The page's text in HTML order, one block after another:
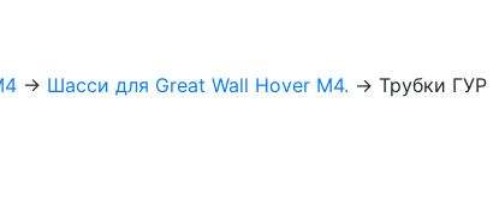
→ Шасси для Great Wall Hover M4. → Трубки ГУР